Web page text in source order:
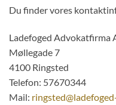
Du finder vores
Ladefoged Advokatfirma
Møllegade 7
4100 Ringsted
Telefon: 57670344
Mail: